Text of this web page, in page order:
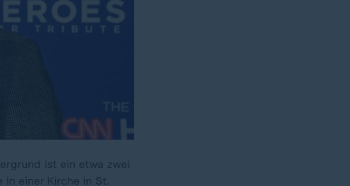
ist ein etwa zwei
in einer Kirche in St.